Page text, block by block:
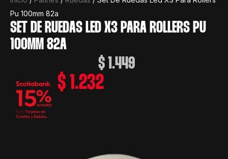
Pu 100mm 82a
SET DE RUEDAS LED X3 PARA ROLLERS PU
100MM 82A
$ 1.449
$ 1.232